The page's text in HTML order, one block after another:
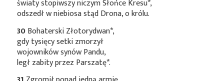
światy stopiwszy niczym SłońceKresu*,
odszedł w niebiosa stąd Drona, o królu.
30BohaterskiZłotorydwan*,
gdy tysięcy setki zmorzył
wojowników synów Pandu,
legł zabity przez Parszatę*.